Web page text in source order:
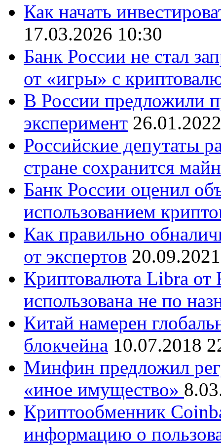
Как начать
17.03.2026 10:30
Банк России не стал
от «игры» с
В России предложили
эксперимент
Российские депутаты
стране сохранится
Банк России оценил
использованием
Как правильно
от экспертов
Криптовалюта Libra от
использована не по
Китай намерен
блокчейна 10.07.2018
Минфин предложил
«иное имущество»
Криптообменник
информацию о